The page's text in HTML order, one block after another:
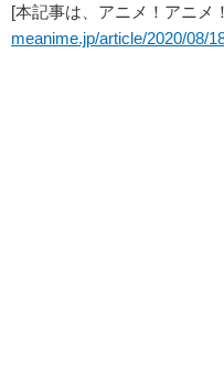
[本記事は、アニメ！アニ
meanime.jp/article/2020/08/